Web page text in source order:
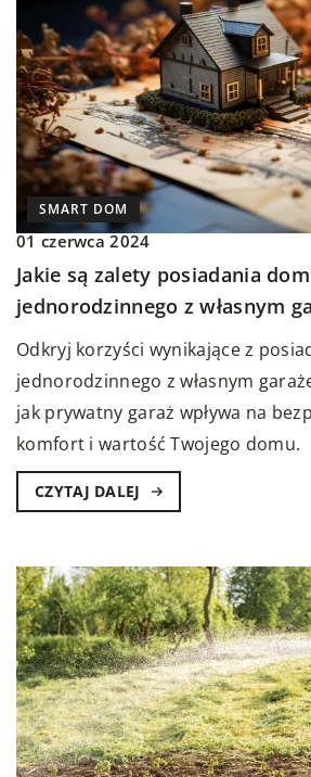
SMART DOM
01 czerwca 2024
Jakie są zalety posiadania
jednorodzinnego z własnym
Odkryj korzyści wynikające z
jednorodzinnego z własnym
jak prywatny garaż wpływa na
komfort i wartość Twojego domu.
CZYTAJ DALEJ